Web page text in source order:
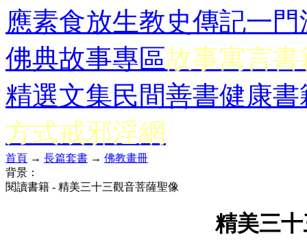
應素食放生教史傳記一門
佛典故事專區故事寓言書
精選文集民間善書健康書
方式戒邪淫網
首頁 → 長篇套書 → 佛教畫冊
背景：
閱讀書籍 - 精美三十三觀音菩薩聖像
精美三